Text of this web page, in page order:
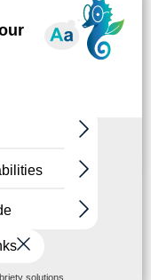
nous dans